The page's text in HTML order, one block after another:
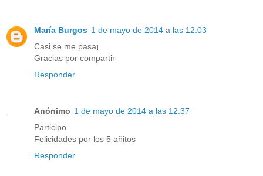
María Burgos 1 de mayo de 2014 a las 12:03
Casi se me pasa¡
Gracias por compartir
Responder
Anónimo 1 de mayo de 2014 a las 12:37
Participo
Felicidades por los 5 añitos
Responder